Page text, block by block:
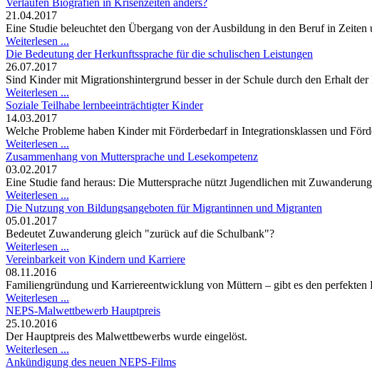
Verlaufen Biografien in Krisenzeiten anders?
21.04.2017
Eine Studie beleuchtet den Übergang von der Ausbildung in den Beruf in Zeiten
Weiterlesen ...
Die Bedeutung der Herkunftssprache für die schulischen Leistungen
26.07.2017
Sind Kinder mit Migrationshintergrund besser in der Schule durch den Erhalt
Weiterlesen ...
Soziale Teilhabe lernbeeinträchtigter Kinder
14.03.2017
Welche Probleme haben Kinder mit Förderbedarf in Integrationsklassen und
Weiterlesen ...
Zusammenhang von Muttersprache und Lesekompetenz
03.02.2017
Eine Studie fand heraus: Die Muttersprache nützt Jugendlichen mit
Weiterlesen ...
Die Nutzung von Bildungsangeboten für Migrantinnen und Migranten
05.01.2017
Bedeutet Zuwanderung gleich "zurück auf die Schulbank"?
Weiterlesen ...
Vereinbarkeit von Kindern und Karriere
08.11.2016
Familiengründung und Karriereentwicklung von Müttern – gibt es den perfekten
Weiterlesen ...
NEPS-Malwettbewerb Hauptpreis
25.10.2016
Der Hauptpreis des Malwettbewerbs wurde eingelöst.
Weiterlesen ...
Ankündigung des neuen NEPS-Films